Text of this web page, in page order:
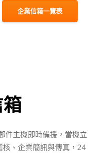
企業信箱一覽表
件主機即時備援，當機立
核、企業簡訊與傳真，24